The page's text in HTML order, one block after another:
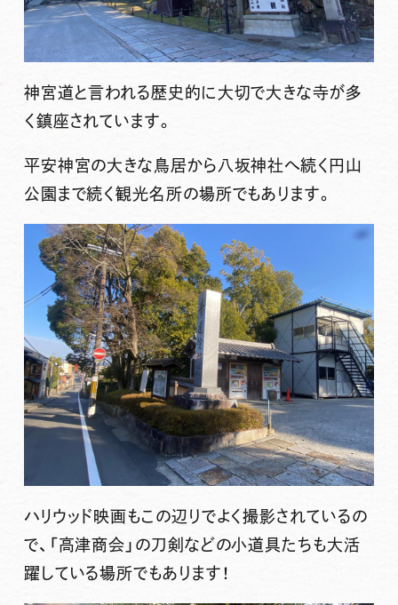
神宮道と言われる歴史的に大切で大きな寺が多
く鎮座されています。
平安神宮の大きな鳥居から八坂神社へ続く円山
公園まで続く観光名所の場所でもあります。
ハリウッド映画もこの辺りでよく撮影されているの
で、「高津商会」の刀剣などの小道具たちも大活
躍している場所でもあります！